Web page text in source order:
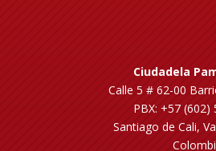
Ciudadela
Calle 5 # 62-00
PBX: +57 (602)
Santiago de Cali,